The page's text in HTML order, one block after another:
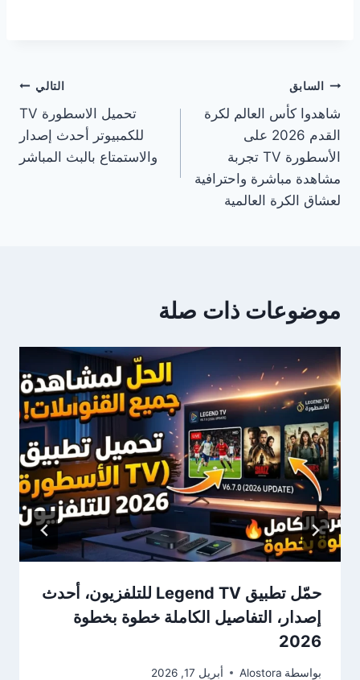
تصفّح
المقالات
السابق
شاهدوا كأس العالم لكرة
القدم 2026 على
الأسطورة TV تجربة
مشاهدة مباشرة واحترافية
لعشاق الكرة العالمية
التالي
تحميل الاسطورة TV
للكمبيوتر أحدث إصدار
والاستمتاع بالبث المباشر
موضوعات ذات صلة
حمّل تطبيق Legend TV للتلفزيون، أحدث
إصدار، التفاصيل الكاملة خطوة بخطوة
2026
بواسطة Alostora أبريل 17, 2026